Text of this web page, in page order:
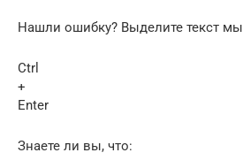
Нашли ошибку? Выделите текст
Ctrl
+
Enter
Знаете ли вы, что: